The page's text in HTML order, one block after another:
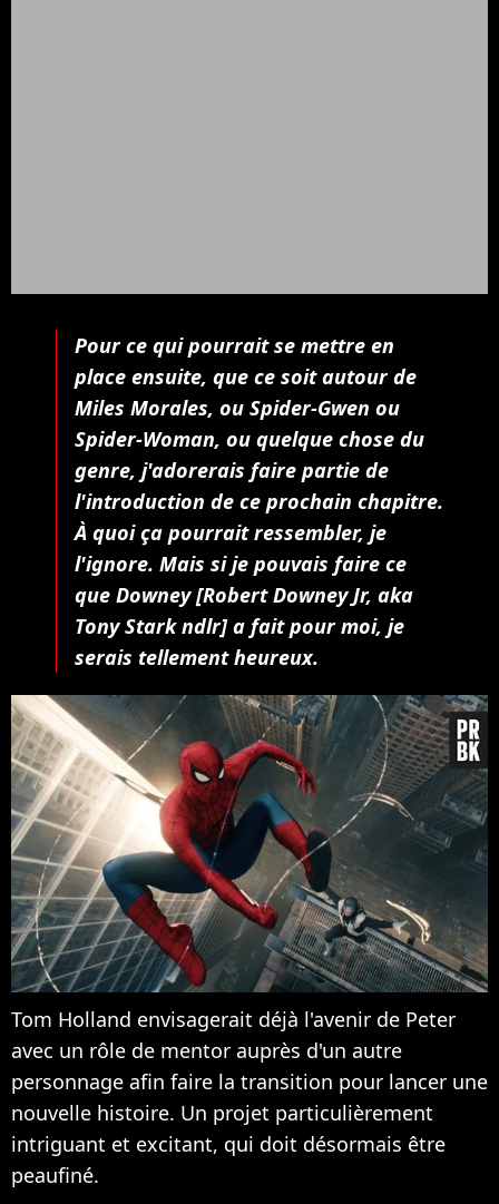
Pour ce qui pourrait se mettre en
place ensuite, que ce soit autour de
Miles Morales, ou Spider-Gwen ou
Spider-Woman, ou quelque chose du
genre, j'adorerais faire partie de
l'introduction de ce prochain chapitre.
À quoi ça pourrait ressembler, je
l'ignore. Mais si je pouvais faire ce
que Downey [Robert Downey Jr, aka
Tony Stark ndlr] a fait pour moi, je
serais tellement heureux.
Tom Holland envisagerait déjà l'avenir de Peter
avec un rôle de mentor auprès d'un autre
personnage afin faire la transition pour lancer une
nouvelle histoire. Un projet particulièrement
intriguant et excitant, qui doit désormais être
peaufiné.